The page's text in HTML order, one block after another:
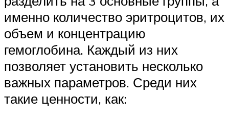
именно количество эритроцитов, их
объем и концентрацию
гемоглобина. Каждый из них
позволяет установить несколько
важных параметров. Среди них
такие ценности, как: